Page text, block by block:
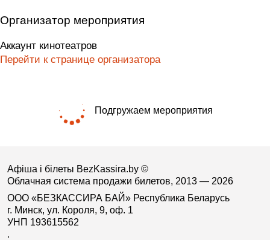
Организатор мероприятия
Аккаунт кинотеатров
Перейти к странице организатора
Подгружаем мероприятия
Афіша і білеты BezKassira.by ©
Облачная система продажи билетов, 2013 — 2026
ООО «БЕЗКАССИРА БАЙ» Республика Беларусь
г. Минск, ул. Короля, 9, оф. 1
УНП 193615562
.